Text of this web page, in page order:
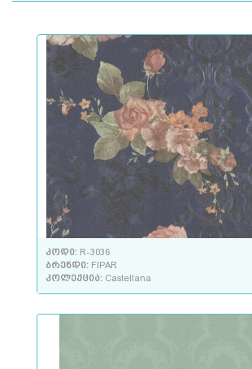
კოდი: R-3036
ბრენდი: FIPAR
კოლექცია: Castellana